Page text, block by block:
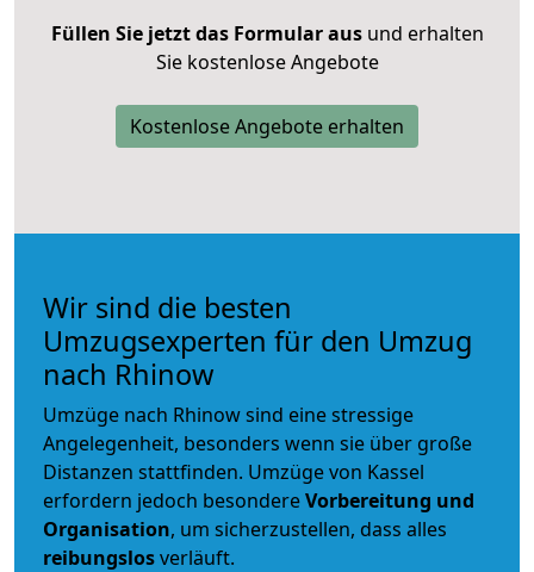
Füllen Sie jetzt das Formular ausund erhalten
Sie kostenlose Angebote
Kostenlose Angebote erhalten
Wir sind die besten
Umzugsexperten für den Umzug
nach Rhinow
Umzüge nach Rhinow sind eine stressige
Angelegenheit, besonders wenn sie über große
Distanzen stattfinden. Umzüge von Kassel
erfordern jedoch besondereVorbereitung und
Organisation, um sicherzustellen, dass alles
reibungslosverläuft.